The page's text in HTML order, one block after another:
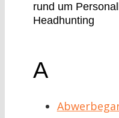
rund um
Headhunting
A